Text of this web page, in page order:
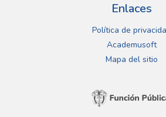
Enlaces
Política de
Academusoft
Mapa del sitio